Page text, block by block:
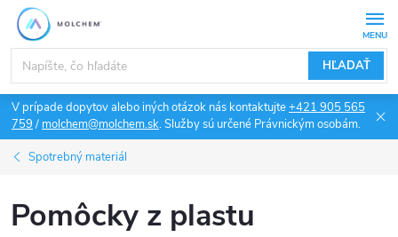
Prejsť
obsah
HĽADAŤ
V prípade dopytov alebo iných otázok nás kontaktujte+421 905 565
759/ molchem@molchem.sk. Služby sú určené Právnickým osobám.
Spotrebný materiál
Pomôcky z plastu